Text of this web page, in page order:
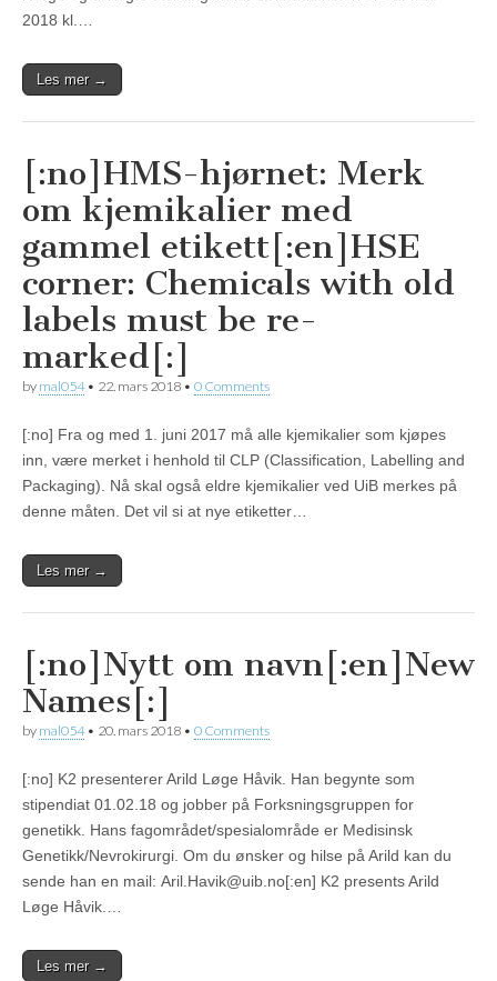
2018 kl.…
Les mer →
[:no]HMS-hjørnet: Merk
om kjemikalier med
gammel etikett[:en]HSE
corner: Chemicals with old
labels must be re-
marked[:]
by mal054• 22. mars 2018 • 0 Comments
[:no] Fra og med 1. juni 2017 må alle kjemikalier som kjøpes
inn, være merket i henhold til CLP (Classification, Labelling and
Packaging). Nå skal også eldre kjemikalier ved UiB merkes på
denne måten. Det vil si at nye etiketter…
Les mer →
[:no]Nytt om navn[:en]New
Names[:]
by mal054• 20. mars 2018 • 0 Comments
[:no] K2 presenterer Arild Løge Håvik. Han begynte som
stipendiat 01.02.18 og jobber på Forksningsgruppen for
genetikk. Hans fagområdet/spesialområde er Medisinsk
Genetikk/Nevrokirurgi. Om du ønsker og hilse på Arild kan du
sende han en mail: Aril.Havik@uib.no[:en] K2 presents Arild
Løge Håvik.…
Les mer →